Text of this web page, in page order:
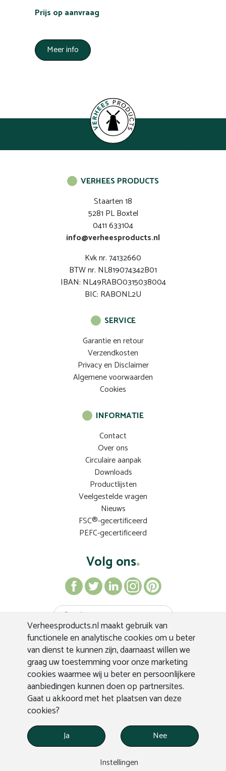
Verheesproducts.nl maakt gebruik van
functionele en analytische cookies om u beter
van dienst te kunnen zijn, daarnaast willen we
graag uw toestemming voor onze marketing
cookies waarmee wij u beter en persoonlijkere
aanbiedingen kunnen doen op partnersites.
Gaat u akkoord met het plaatsen van deze
cookies?
Ja
Nee
Instellingen
Prijs op aanvraag
Meer info
VERHEES PRODUCTS
Staarten 18
5281 PL Boxtel
0411 633104
info@verheesproducts.nl
Kvk nr. 74132660
BTW nr. NL819074342B01
IBAN: NL49RABO0315038004
BIC: RABONL2U
SERVICE
Garantie en retour
Verzendkosten
Privacy en Disclaimer
Algemene voorwaarden
Cookies
INFORMATIE
Contact
Over ons
Circulaire aanpak
Downloads
Productlijsten
Veelgestelde vragen
Nieuws
FSC®-gecertificeerd
PEFC-gecertificeerd
Volg ons
Inschrijven
WEBDESIGN APPLEPIE© VERHEES PRODUCTS